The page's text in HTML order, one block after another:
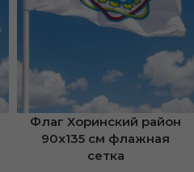
Флаг Хоринский район
90х135 см флажная
сетка